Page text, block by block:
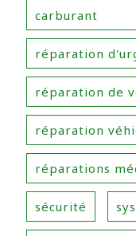
carburant
réparation
réparation de
réparation
réparations
sécurité